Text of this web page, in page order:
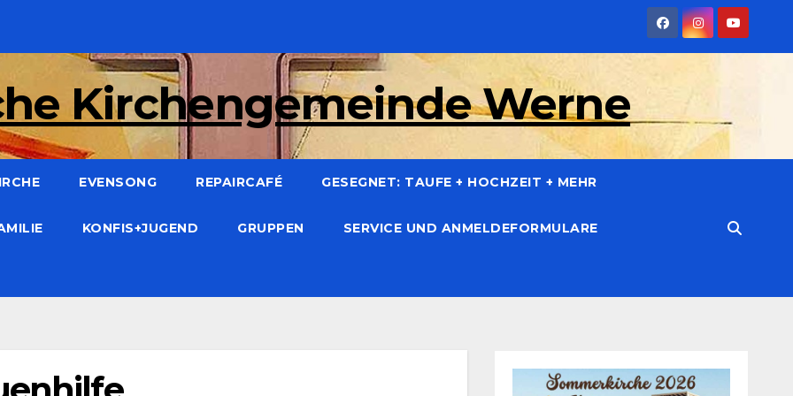
Kirchengemeinde Werne
EVENSONG REPAIRCAFÉ GESEGNET: TAUFE + HOCHZEIT + MEHR
KONFIS+JUGEND GRUPPEN SERVICE UND ANMELDEFORMULARE